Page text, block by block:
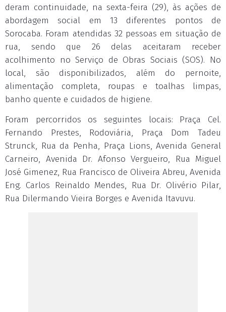
deram continuidade, na sexta-feira (29), às ações de
abordagem social em 13 diferentes pontos de
Sorocaba. Foram atendidas 32 pessoas em situação de
rua, sendo que 26 delas aceitaram receber
acolhimento no Serviço de Obras Sociais (SOS). No
local, são disponibilizados, além do pernoite,
alimentação completa, roupas e toalhas limpas,
banho quente e cuidados de higiene.
Foram percorridos os seguintes locais: Praça Cel.
Fernando Prestes, Rodoviária, Praça Dom Tadeu
Strunck, Rua da Penha, Praça Lions, Avenida General
Carneiro, Avenida Dr. Afonso Vergueiro, Rua Miguel
José Gimenez, Rua Francisco de Oliveira Abreu, Avenida
Eng. Carlos Reinaldo Mendes, Rua Dr. Olivério Pilar,
Rua Dilermando Vieira Borges e Avenida Itavuvu.